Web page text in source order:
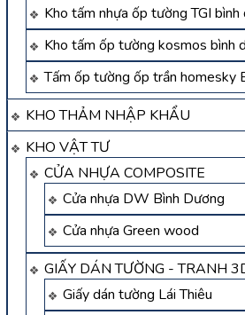
Kho tấm nhựa ốp tường TGI bình
Kho tấm ốp tường kosmos bình
Tấm ốp tường ốp trần homesky
KHO THẢM NHẬP KHẨU
KHO VẬT TƯ
CỬA NHỰA COMPOSITE
Cửa nhựa DW Bình Dương
Cửa nhựa Green wood
GIẤY DÁN TƯỜNG - TRANH
Giấy dán tường Lái Thiêu